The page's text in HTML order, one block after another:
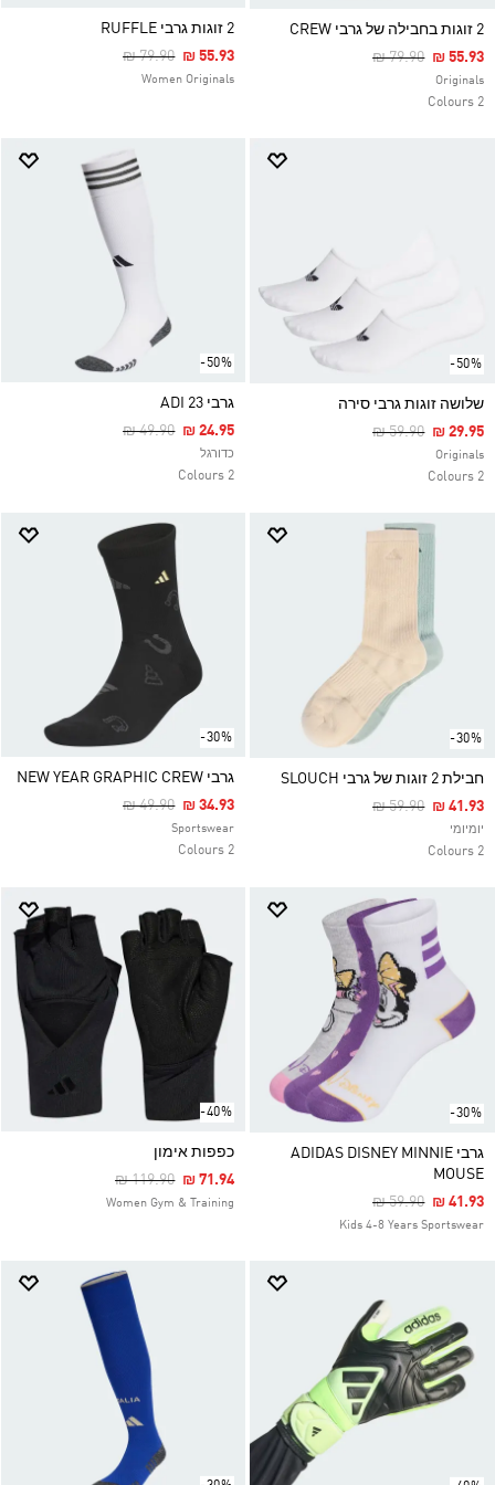
2 זוגות בחבילה של גרבי CREW
Price Reduced
₪ 79.90To₪ 55.93
Originals
2 Colours
2 זוגות גרבי RUFFLE
Price Reduced From
₪ 79.90To₪ 55.93
Women Originals
-50%
שלושה זוגות גרבי סירה
Price Reduced
₪ 59.90To₪ 29.95
Originals
2 Colours
-50%
גרבי ADI 23
Price Reduced From
₪ 49.90To₪ 24.95
כדורגל
2 Colours
-30%
חבילת 2 זוגות של גרבי SLOUCH
Price Reduced
₪ 59.90To₪ 41.93
יומיומי
2 Colours
-30%
גרבי NEW YEAR GRAPHIC CREW
Price Reduced From
₪ 49.90To₪ 34.93
Sportswear
2 Colours
-30%
גרבי ADIDAS DISNEY MINNIE
MOUSE
Price Reduced
₪ 59.90To₪ 41.93
Kids 4-8 Years Sportswear
-40%
כפפות אימון
Price Reduced From
₪ 119.90To₪ 71.94
Women Gym & Training